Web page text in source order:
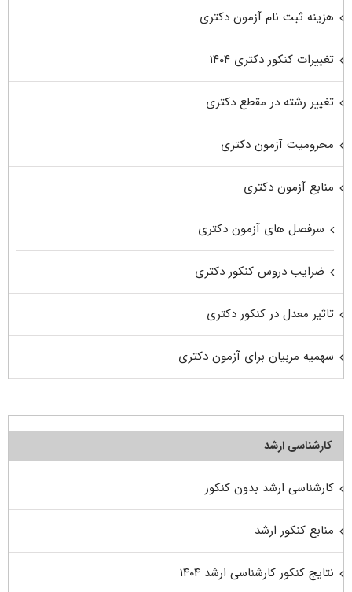
هزینه ثبت نام آزمون دکتری
تغییرات کنکور دکتری ۱۴۰۴
تغییر رشته در مقطع دکتری
محرومیت آزمون دکتری
منابع آزمون دکتری
سرفصل های آزمون دکتری
ضرایب دروس کنکور دکتری
تاثیر معدل در کنکور دکتری
سهمیه مربیان برای آزمون دکتری
کارشناسی ارشد
کارشناسی ارشد بدون کنکور
منابع کنکور ارشد
نتایج کنکور کارشناسی ارشد ۱۴۰۴